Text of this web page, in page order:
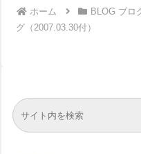
ホーム BLOG ブロ
グ（2007.03.30付）